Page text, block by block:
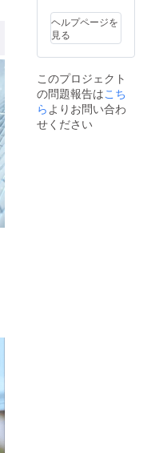
にて実
行者に
直接お
問合せ
い）
格請求
書発行
事業者
登録番
り
（適格
請求書
発行事
業者登
ヘルプページを
見る
このプロジェクト
の問題報告はこち
ら よりお問い合わ
せください